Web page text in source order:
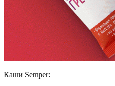
Каши Semper: